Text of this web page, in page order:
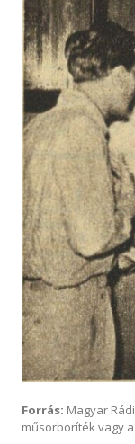
Forrás: Magyar
műsorboríték vagy